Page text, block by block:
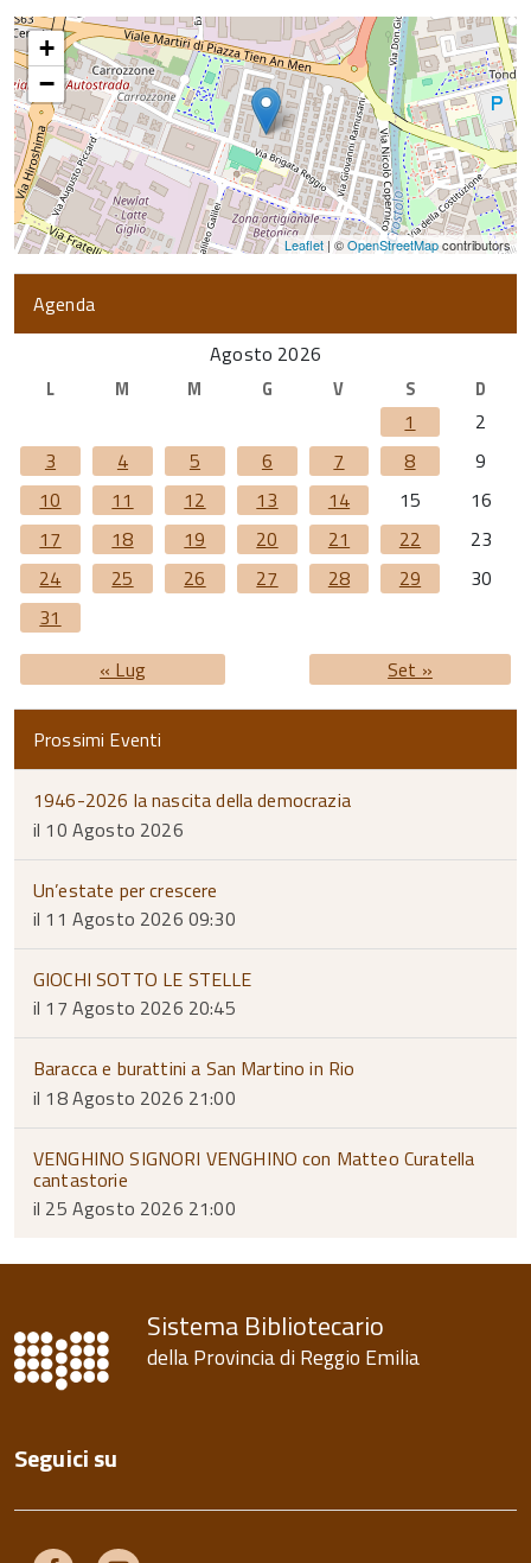
+
−
Leaflet | ©OpenStreetMapcontributors
Agenda
Agosto 2026
L M M G V S D
1
2
3
4 5 6 7 8
9
10
11 12 13 14 15
16
17
18 19 20 21 22
23
24
25 26 27 28 29
30
31
« Lug
Set »
Prossimi Eventi
1946-2026 la nascita della democrazia
il 10 Agosto 2026
Un’estate per crescere
il 11 Agosto 2026 09:30
GIOCHI SOTTO LE STELLE
il 17 Agosto 2026 20:45
Baracca e burattini a San Martino in Rio
il 18 Agosto 2026 21:00
VENGHINO SIGNORI VENGHINO con Matteo Curatella
cantastorie
il 25 Agosto 2026 21:00
Sistema Bibliotecario
della Provincia di Reggio Emilia
Seguici su
Facebook